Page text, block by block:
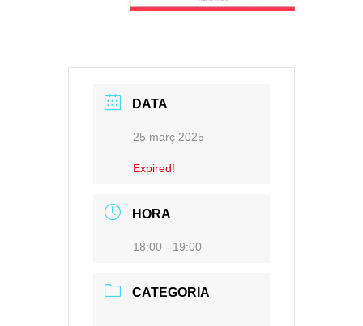
DATA
25 març 2025
Expired!
HORA
18:00 - 19:00
CATEGORIA